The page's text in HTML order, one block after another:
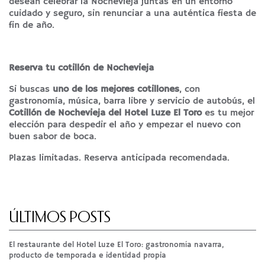
cuidado y seguro, sin renunciar a una auténtica fiesta de
fin de año.
Reserva tu cotillón de Nochevieja
Si buscas uno de los mejores cotillones, con
gastronomía, música, barra libre y servicio de autobús, el
Cotillón de Nochevieja del Hotel Luze El Toroes tu mejor
elección para despedir el año y empezar el nuevo con
buen sabor de boca.
Plazas limitadas. Reserva anticipada recomendada.
ÚLTIMOS POSTS
El restaurante del Hotel Luze El Toro: gastronomía navarra,
producto de temporada e identidad propia